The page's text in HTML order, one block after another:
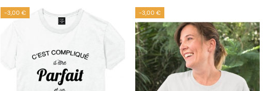
-3,00 € -3,00 €